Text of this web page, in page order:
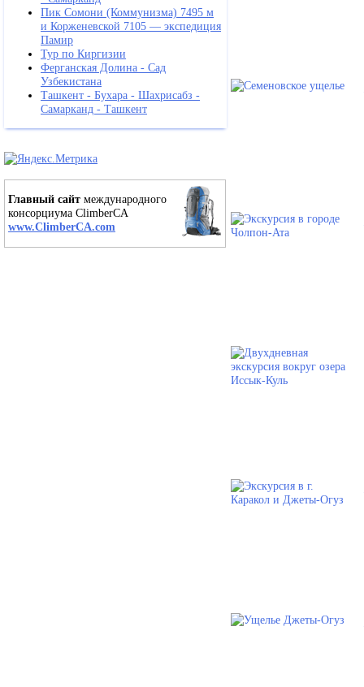
Пик Сомони (Коммунизма) 7495 м
и Корженевской 7105 — экспедиция
Памир
Тур по Киргизии
Ферганская Долина - Сад
Узбекистана
Ташкент - Бухара - Шахрисабз -
Самарканд - Ташкент
Главный сайт международного
консорциума ClimberCA
www.ClimberCA.com